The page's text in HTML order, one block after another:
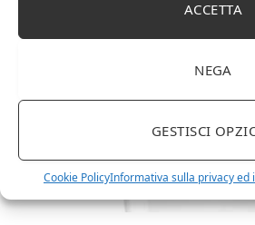
ACCETTA
NEGA
GESTISCI
Cookie PolicyInformativa sulla privacy ed